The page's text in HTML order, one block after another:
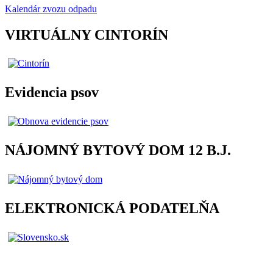
Kalendár zvozu odpadu
VIRTUÁLNY CINTORÍN
Evidencia psov
NÁJOMNÝ BYTOVÝ DOM 12 B.J.
ELEKTRONICKÁ PODATELŇA